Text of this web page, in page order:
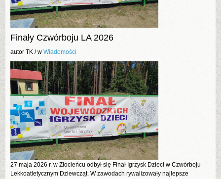
Finały Czwórboju LA 2026
autor TK /w Wiadomości
27 maja 2026 r. w Złocieńcu odbył się Finał Igrzysk Dzieci w Czwórboju
Lekkoatletycznym Dziewcząt. W zawodach rywalizowały najlepsze